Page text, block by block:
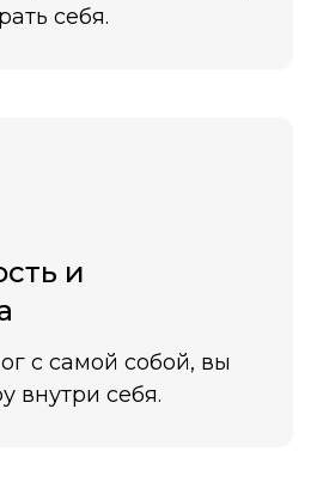
себя.
и
с самой собой, вы
внутри себя.